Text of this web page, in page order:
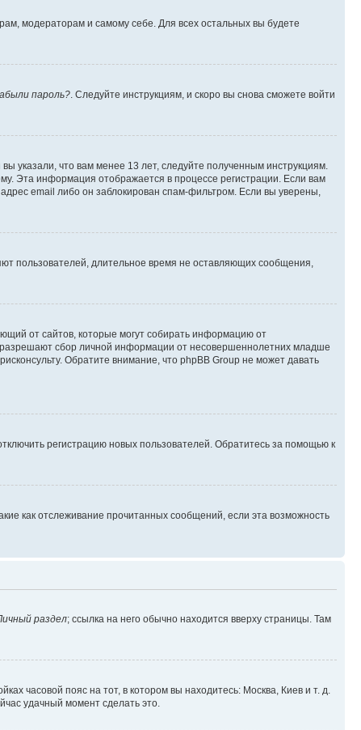
модераторам и самому себе. Для всех остальных вы будете
пароль? . Следуйте инструкциям, и скоро вы снова сможете войти
указали, что вам менее 13 лет, следуйте полученным инструкциям.
Эта информация отображается в процессе регистрации. Если вам
email либо он заблокирован спам-фильтром. Если вы уверены,
пользователей, длительное время не оставляющих сообщения,
от сайтов, которые могут собирать информацию от
сбор личной информации от несовершеннолетних младше
Обратите внимание, что phpBB Group не может давать
регистрацию новых пользователей. Обратитесь за помощью к
как отслеживание прочитанных сообщений, если эта возможность
раздел; ссылка на него обычно находится вверху страницы. Там
часовой пояс на тот, в котором вы находитесь: Москва, Киев и т. д.
удачный момент сделать это.